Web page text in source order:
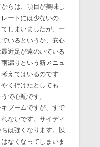
らは、項目が美味し
ートには少ないの
しまいましたが、一
いるというか、安心
近足が遠のいている
漏りという新メニュ
えてはいるのです
く行けたとしても、
で心配です。
ブームですが、すで
ないです。サイディ
は強くなります。以
なくなってしまいま